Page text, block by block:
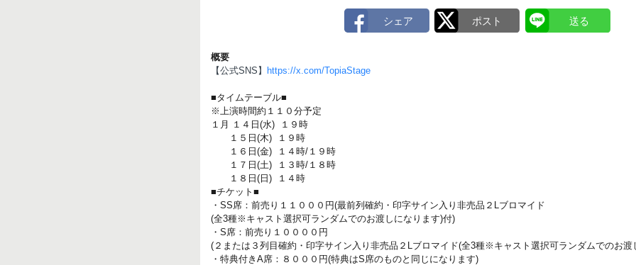
概要
【公式SNS】
https://x.com/TopiaStage
■タイムテーブル■
※上演時間約１１０分予定
１月 １４日(水) １９時
１５日(木) １９時
１６日(金) １４時/１９時
１７日(土) １３時/１８時
１８日(日) １４時
■チケット■
・SS席：前売り１１０００円(最前列確約・印字サイン入り非売品２Lブロマイド
(全3種※キャスト選択可ランダムでのお渡しになります)付)
・S席：前売り１００００円
(２または３列目確約・印字サイン入り非売品２Lブロマイド(全3種※キャスト選択可ランダムでのお渡
・特典付きA席：８０００円(特典はS席のものと同じになります)